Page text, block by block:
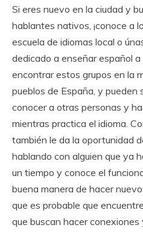
Si eres nuevo en la ciudad y
hablantes nativos, ¡conoce a
escuela de idiomas local o
dedicado a enseñar español
encontrar estos grupos en la
pueblos de España, y pueden
conocer a otras personas y
mientras practica el idioma.
también le da la oportunidad
hablando con alguien que ya
un tiempo y conoce el
buena manera de hacer
que es probable que
que buscan hacer conexiones